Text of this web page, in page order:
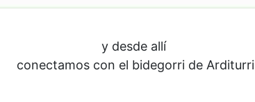
y desde allí
conectamos con el bidegorri de Arditurri